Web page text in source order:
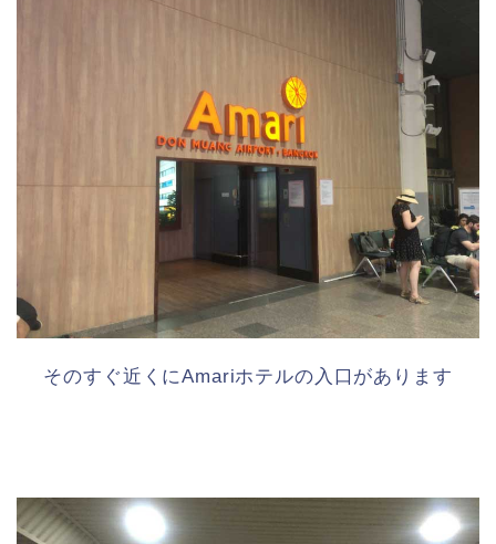
そのすぐ近くにAmariホテルの入口があります